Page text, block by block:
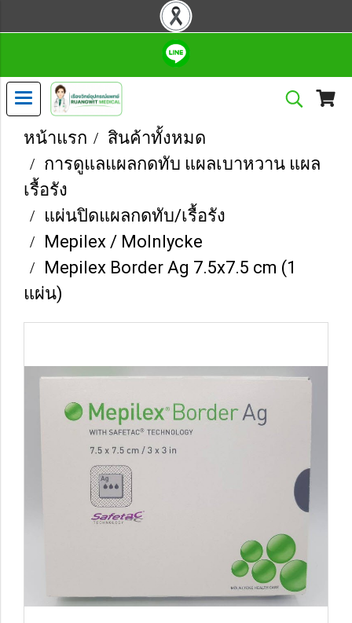
หน้าแรก
สินค้าทั้งหมด
การดูแลแผลกดทับ แผลเบาหวาน แผล
เรื้อรัง
แผ่นปิดแผลกดทับ/เรื้อรัง
Mepilex / Molnlycke
Mepilex Border Ag 7.5x7.5 cm (1
แผ่น)